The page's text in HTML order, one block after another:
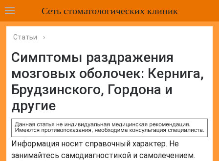
Сеть стоматологических клиник
Статьи ›
Симптомы раздражения
мозговых оболочек: Кернига,
Брудзинского, Гордона и
другие
Информация носит справочный характер. Не
занимайтесь самодиагностикой и самолечением.